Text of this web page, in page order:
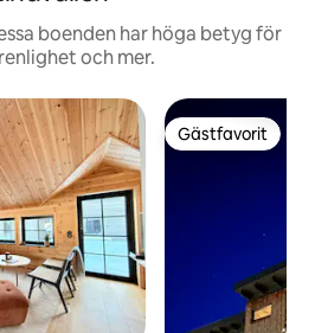
boenden har höga betyg för
och mer.
Gästfavorit
Gästfavorit